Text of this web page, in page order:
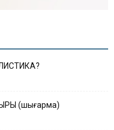
(шығарма)